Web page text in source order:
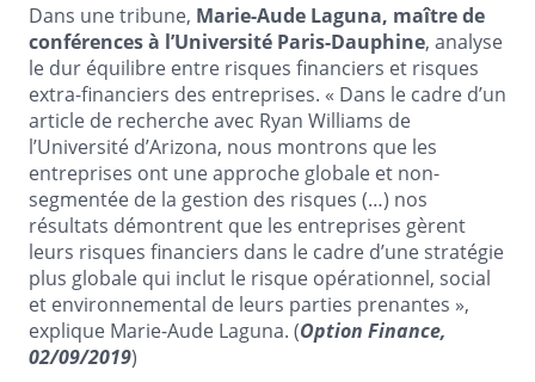
Dans une tribune, Marie-Aude Laguna, maître de
conférences à l’Université Paris-Dauphine, analyse
le dur équilibre entre risques financiers et risques
extra-financiers des entreprises. « Dans le cadre d’un
article de recherche avec Ryan Williams de
l’Université d’Arizona, nous montrons que les
entreprises ont une approche globale et non-
segmentée de la gestion des risques (…) nos
résultats démontrent que les entreprises gèrent
leurs risques financiers dans le cadre d’une stratégie
plus globale qui inclut le risque opérationnel, social
et environnemental de leurs parties prenantes »,
explique Marie-Aude Laguna. (Option Finance,
02/09/2019)